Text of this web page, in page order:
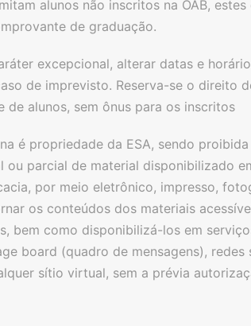
alunos não inscritos na OAB,
de graduação.
excepcional, alterar datas e
de imprevisto. Reserva-se o direito
de alunos, sem ônus para os inscritos
é propriedade da ESA, sendo
ou parcial de material disponibilizado
por meio eletrônico, impresso,
os conteúdos dos materiais
bem como disponibilizá-los em
board (quadro de mensagens),
sítio virtual, sem a prévia